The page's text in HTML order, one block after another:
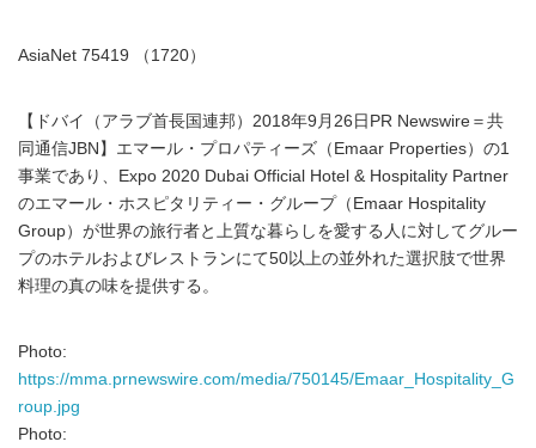
AsiaNet 75419 （1720）
【ドバイ（アラブ首長国連邦）2018年9月26日PR Newswire＝共
同通信JBN】エマール・プロパティーズ（Emaar Properties）の1
事業であり、Expo 2020 Dubai Official Hotel & Hospitality Partner
のエマール・ホスピタリティー・グループ（Emaar Hospitality
Group）が世界の旅行者と上質な暮らしを愛する人に対してグルー
プのホテルおよびレストランにて50以上の並外れた選択肢で世界
料理の真の味を提供する。
Photo:
https://mma.prnewswire.com/media/750145/Emaar_Hospitality_G
roup.jpg
Photo: